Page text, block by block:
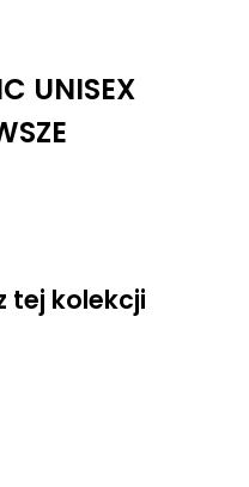
UNISEX
tej kolekcji